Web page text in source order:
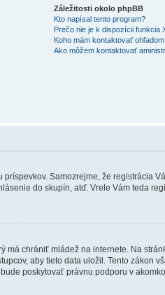
Záležitosti okolo phpBB
Kto napísal tento program?
Prečo nie je k dispozícii funkcia
Koho mám kontaktovať
Ako môžem kontaktovať
Samozrejme, že registrácia
do skupín, atď. Vrele Vám teda
má chrániť mládež na internete. Na
aby tieto data uložil. Tento zákon
poskytovať právnu podporu v